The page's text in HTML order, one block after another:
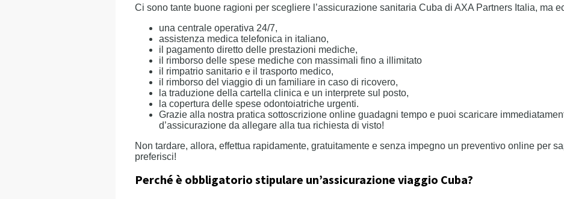
Ci sono tante buone ragioni per scegliere l’assicurazione sanitaria Cuba di AXA Partners Italia, ma
una centrale operativa 24/7,
assistenza medica telefonica in italiano,
il pagamento diretto delle prestazioni mediche,
il rimborso delle spese mediche con massimali fino a illimitato
il rimpatrio sanitario e il trasporto medico,
il rimborso del viaggio di un familiare in caso di ricovero,
la traduzione della cartella clinica e un interprete sul posto,
la copertura delle spese odontoiatriche urgenti.
Grazie alla nostra pratica sottoscrizione online guadagni tempo e puoi scaricare
d’assicurazione da allegare alla tua richiesta di visto!
Non tardare, allora, effettua rapidamente, gratuitamente e senza impegno un preventivo online per
preferisci!
Perché è obbligatorio stipulare un’assicurazione viaggio Cuba?